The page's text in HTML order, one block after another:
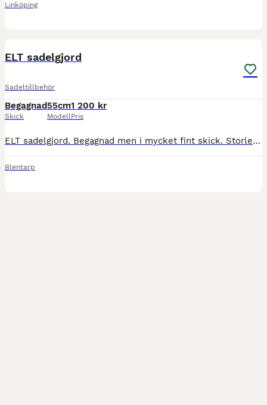
Linköping
ELT sadelgjord
Sadeltillbehör
Begagnad
Skick
55cm
Modell
1 200 kr
Pris
ELT sadelgjord. Begagnad men i mycket fint skick. Storlek: 55cm. Skickas mot fraktkostnad. Blentarp Skåne
Blentarp